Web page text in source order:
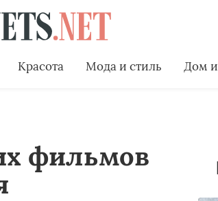
Красота Мода и стиль Дом
фильмов